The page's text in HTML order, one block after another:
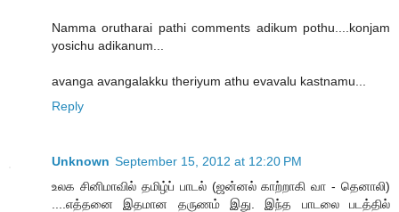
Namma orutharai pathi comments adikum pothu....konjam
yosichu adikanum...
avanga avangalakku theriyum athu evavalu kastnamu...
Reply
Unknown September 15, 2012 at 12:20 PM
உலக சினிமாவில் தமிழ்ப் பாடல் (ஜன்னல் காற்றாகி வா - தெனாலி)
....எத்தனை இதமான தருணம் இது. இந்த பாடலை படத்தில்